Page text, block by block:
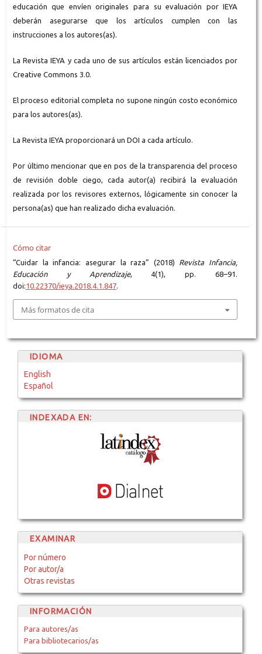
educación que envíen originales para su evaluación por IEYA
deberán asegurarse que los artículos cumplen con las
instrucciones a los autores(as).
La Revista IEYA y cada uno de sus artículos están licenciados por
Creative Commons 3.0.
El proceso editorial completa no supone ningún costo económico
para los autores(as).
La Revista IEYA proporcionará un DOI a cada artículo.
Por último mencionar que en pos de la transparencia del proceso
de revisión doble ciego, cada autor(a) recibirá la evaluación
realizada por los revisores externos, lógicamente sin conocer la
persona(as) que han realizado dicha evaluación.
Cómo citar
“Cuidar la infancia: asegurar la raza” (2018) Revista Infancia,
Educación y Aprendizaje, 4(1), pp. 68–91.
doi:10.22370/ieya.2018.4.1.847.
Más formatos de cita
IDIOMA
English
Español
INDEXADA EN:
EXAMINAR
Por número
Por autor/a
Otras revistas
INFORMACIÓN
Para autores/as
Para bibliotecarios/as